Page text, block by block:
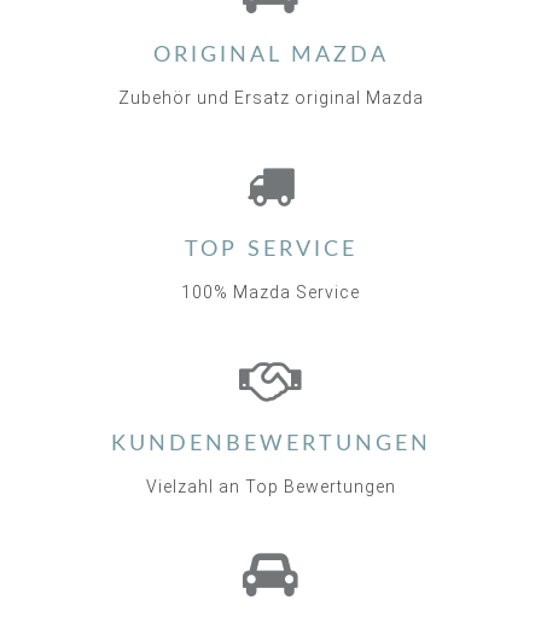
ORIGINAL MAZDA
Zubehör und Ersatz original Mazda
TOP SERVICE
100% Mazda Service
KUNDENBEWERTUNGEN
Vielzahl an Top Bewertungen